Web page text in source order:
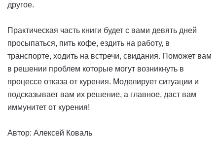
другое.
Практическая часть книги будет с вами девять дней
просыпаться, пить кофе, ездить на работу, в
транспорте, ходить на встречи, свидания. Поможет вам
в решении проблем которые могут возникнуть в
процессе отказа от курения. Моделирует ситуации и
подсказывает вам их решение, а главное, даст вам
иммунитет от курения!
Автор: Алексей Коваль